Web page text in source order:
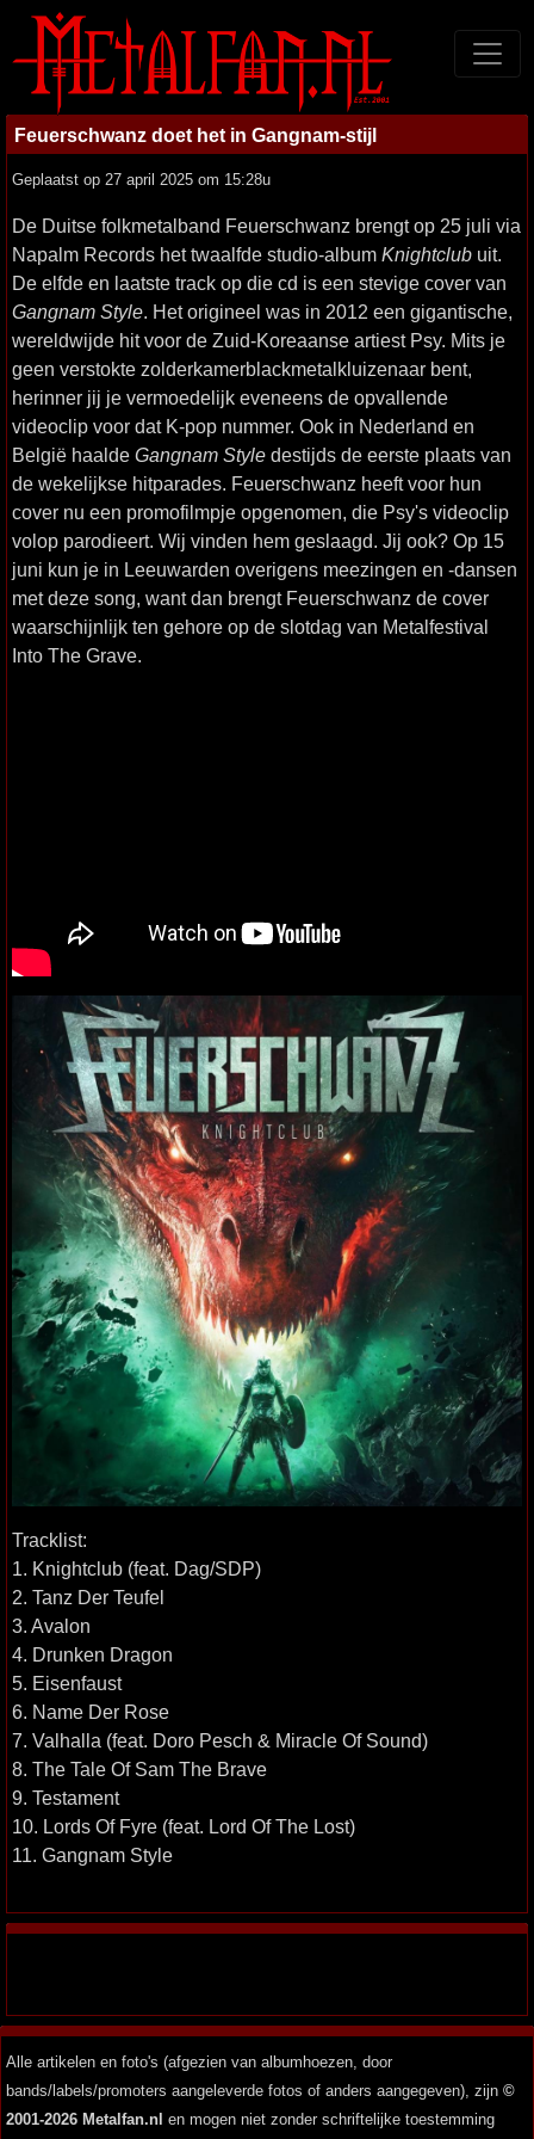
Feuerschwanz doet het in Gangnam-stijl
Geplaatst op 27 april 2025 om 15:28u
De Duitse folkmetalband Feuerschwanz brengt op 25 juli via
Napalm Records het twaalfde studio-album Knightclub uit.
De elfde en laatste track op die cd is een stevige cover van
Gangnam Style. Het origineel was in 2012 een gigantische,
wereldwijde hit voor de Zuid-Koreaanse artiest Psy. Mits je
geen verstokte zolderkamerblackmetalkluizenaar bent,
herinner jij je vermoedelijk eveneens de opvallende
videoclip voor dat K-pop nummer. Ook in Nederland en
België haalde Gangnam Style destijds de eerste plaats van
de wekelijkse hitparades. Feuerschwanz heeft voor hun
cover nu een promofilmpje opgenomen, die Psy's videoclip
volop parodieert. Wij vinden hem geslaagd. Jij ook? Op 15
juni kun je in Leeuwarden overigens meezingen en -dansen
met deze song, want dan brengt Feuerschwanz de cover
waarschijnlijk ten gehore op de slotdag van Metalfestival
Into The Grave.
Tracklist:
1. Knightclub (feat. Dag/SDP)
2. Tanz Der Teufel
3. Avalon
4. Drunken Dragon
5. Eisenfaust
6. Name Der Rose
7. Valhalla (feat. Doro Pesch & Miracle Of Sound)
8. The Tale Of Sam The Brave
9. Testament
10. Lords Of Fyre (feat. Lord Of The Lost)
11. Gangnam Style
Alle artikelen en foto's (afgezien van albumhoezen, door
bands/labels/promoters aangeleverde fotos of anders aangegeven), zijn ©
2001-2026 Metalfan.nl en mogen niet zonder schriftelijke toestemming